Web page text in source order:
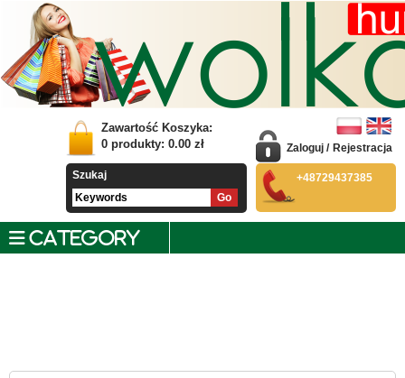
Zawartość Koszyka:
0 produkty: 0.00 zł
Szukaj
Zaloguj / Rejestracja
+48729437385
CATEGORY